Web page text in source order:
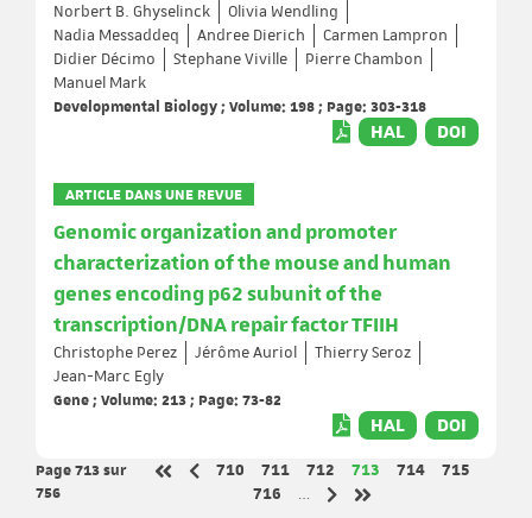
Norbert B. Ghyselinck
Olivia Wendling
Nadia Messaddeq
Andree Dierich
Carmen Lampron
Didier Décimo
Stephane Viville
Pierre Chambon
Manuel Mark
Developmental Biology ; Volume: 198 ; Page: 303-318
HAL DOI
ARTICLE DANS UNE REVUE
Genomic organization and promoter
characterization of the mouse and human
genes encoding p62 subunit of the
transcription/DNA repair factor TFIIH
Christophe Perez Jérôme Auriol
Thierry Seroz
Jean-Marc Egly
Gene ; Volume: 213 ; Page: 73-82
HAL DOI
Page 713sur
756
Première page
Page précédente
Page
710 Page
711 Page
712 Page
713 Page
714 Page
715
Page
716
…